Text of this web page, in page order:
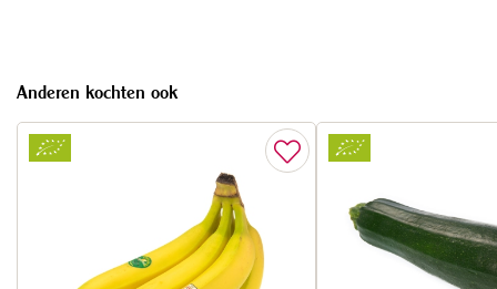
Anderen kochten ook